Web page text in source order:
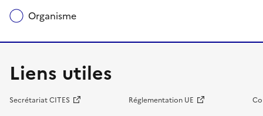
Organisme
Liens utiles
Secrétariat CITES Réglementation UE